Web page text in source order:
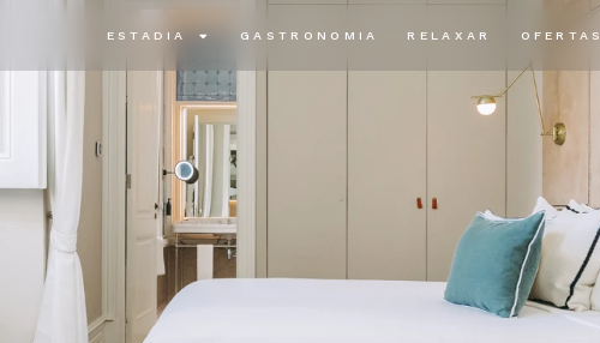
ESTADIA GASTRONOMIA RELAXAR OFERTAS